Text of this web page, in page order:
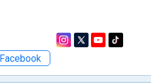
Facebook